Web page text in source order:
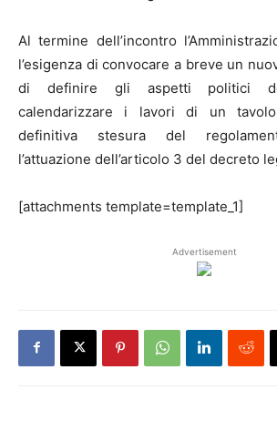
Al termine dell’incontro
l’esigenza di convocare a breve un
di definire gli aspetti politici
calendarizzare i lavori di un
definitiva stesura del
l’attuazione dell’articolo 3 del decreto
[attachments template=template_1]
Advertisement